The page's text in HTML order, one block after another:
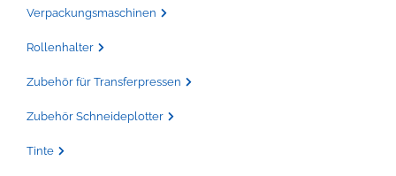
Verpackungsmaschinen
Rollenhalter
Zubehör für Transferpressen
Zubehör Schneideplotter
Tinte